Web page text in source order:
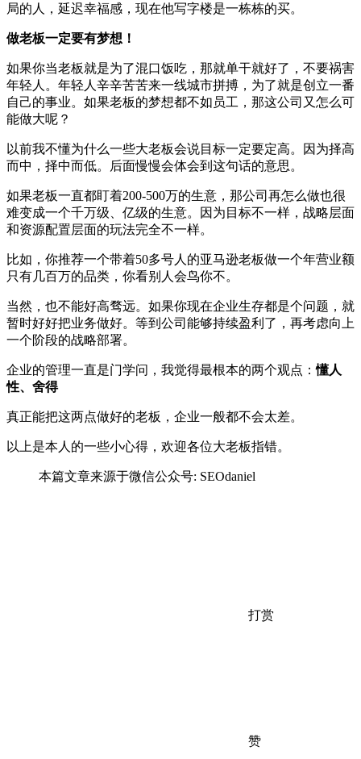
局的人，延迟幸福感，现在他写字楼是一栋栋的买。
做老板一定要有梦想！
如果你当老板就是为了混口饭吃，那就单干就好了，不要祸害
年轻人。年轻人辛辛苦苦来一线城市拼搏，为了就是创立一番
自己的事业。如果老板的梦想都不如员工，那这公司又怎么可
能做大呢？
以前我不懂为什么一些大老板会说目标一定要定高。因为择高
而中，择中而低。后面慢慢会体会到这句话的意思。
如果老板一直都盯着200-500万的生意，那公司再怎么做也很
难变成一个千万级、亿级的生意。因为目标不一样，战略层面
和资源配置层面的玩法完全不一样。
比如，你推荐一个带着50多号人的亚马逊老板做一个年营业额
只有几百万的品类，你看别人会鸟你不。
当然，也不能好高骛远。如果你现在企业生存都是个问题，就
暂时好好把业务做好。等到公司能够持续盈利了，再考虑向上
一个阶段的战略部署。
企业的管理一直是门学问，我觉得最根本的两个观点：懂人
性、舍得
真正能把这两点做好的老板，企业一般都不会太差。
以上是本人的一些小心得，欢迎各位大老板指错。
本篇文章来源于微信公众号: SEOdaniel
打赏
赞